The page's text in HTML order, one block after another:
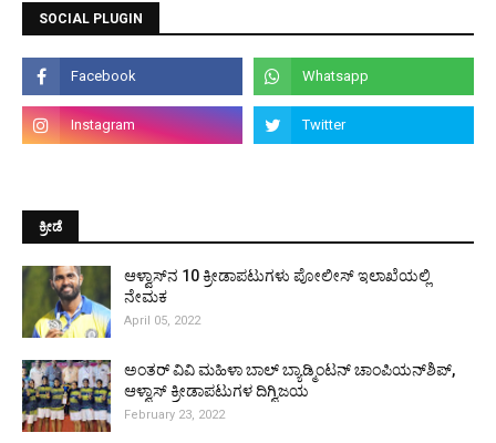
SOCIAL PLUGIN
ಕ್ರೀಡೆ
ಆಳ್ವಾಸ್‌ನ 10 ಕ್ರೀಡಾಪಟುಗಳು ಪೋಲೀಸ್ ಇಲಾಖೆಯಲ್ಲಿ
ನೇಮಕ
April 05, 2022
ಅಂತರ್ ವಿವಿ ಮಹಿಳಾ ಬಾಲ್ ಬ್ಯಾಡ್ಮಿಂಟನ್ ಚಾಂಪಿಯನ್‌ಶಿಪ್,
ಆಳ್ವಾಸ್ ಕ್ರೀಡಾಪಟುಗಳ ದಿಗ್ವಿಜಯ
February 23, 2022